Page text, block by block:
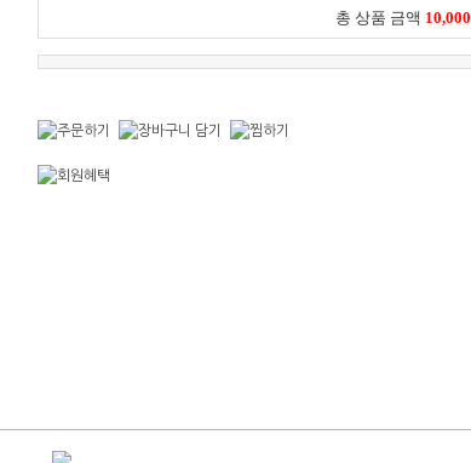
총 상품 금액 10,000